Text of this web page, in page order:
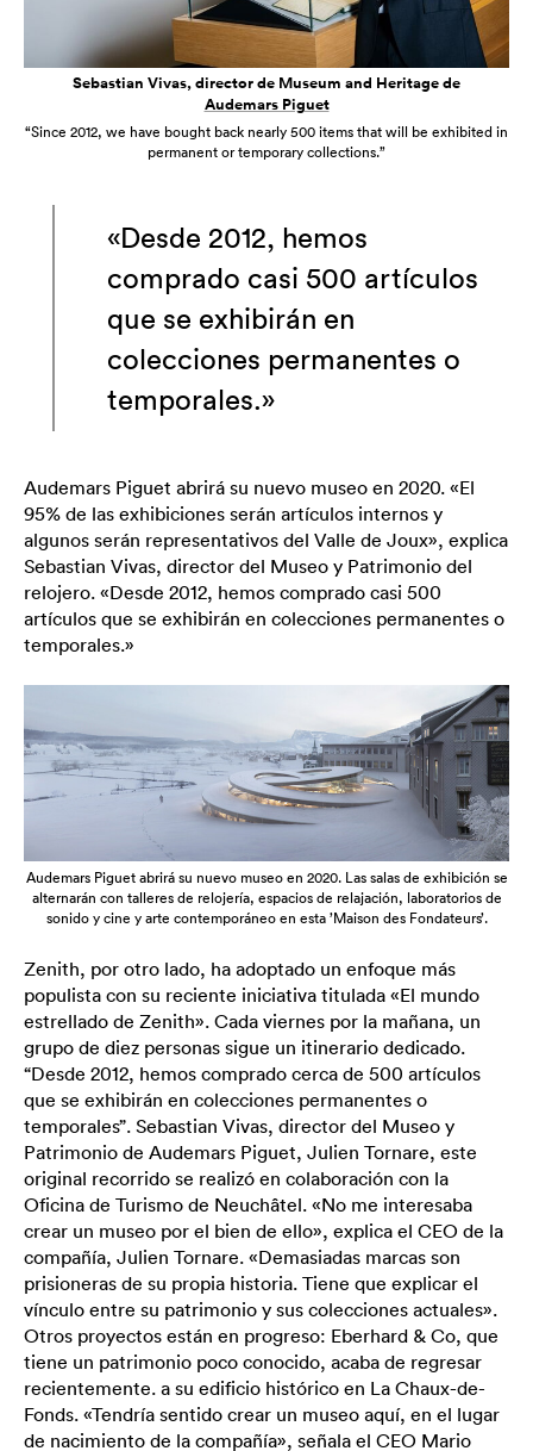
Sebastian Vivas, director de Museum and Heritage de
Audemars Piguet
“Since 2012, we have bought back nearly 500 items that will be exhibited in
permanent or temporary collections.”
«Desde 2012, hemos
comprado casi 500 artículos
que se exhibirán en
colecciones permanentes o
temporales.»
Audemars Piguet abrirá su nuevo museo en 2020. «El
95% de las exhibiciones serán artículos internos y
algunos serán representativos del Valle de Joux», explica
Sebastian Vivas, director del Museo y Patrimonio del
relojero. «Desde 2012, hemos comprado casi 500
artículos que se exhibirán en colecciones permanentes o
temporales.»
Audemars Piguet abrirá su nuevo museo en 2020. Las salas de exhibición se
alternarán con talleres de relojería, espacios de relajación, laboratorios de
sonido y cine y arte contemporáneo en esta ’Maison des Fondateurs’.
Zenith, por otro lado, ha adoptado un enfoque más
populista con su reciente iniciativa titulada «El mundo
estrellado de Zenith». Cada viernes por la mañana, un
grupo de diez personas sigue un itinerario dedicado.
“Desde 2012, hemos comprado cerca de 500 artículos
que se exhibirán en colecciones permanentes o
temporales”. Sebastian Vivas, director del Museo y
Patrimonio de Audemars Piguet, Julien Tornare, este
original recorrido se realizó en colaboración con la
Oficina de Turismo de Neuchâtel. «No me interesaba
crear un museo por el bien de ello», explica el CEO de la
compañía, Julien Tornare. «Demasiadas marcas son
prisioneras de su propia historia. Tiene que explicar el
vínculo entre su patrimonio y sus colecciones actuales».
Otros proyectos están en progreso: Eberhard & Co, que
tiene un patrimonio poco conocido, acaba de regresar
recientemente. a su edificio histórico en La Chaux-de-
Fonds. «Tendría sentido crear un museo aquí, en el lugar
de nacimiento de la compañía», señala el CEO Mario